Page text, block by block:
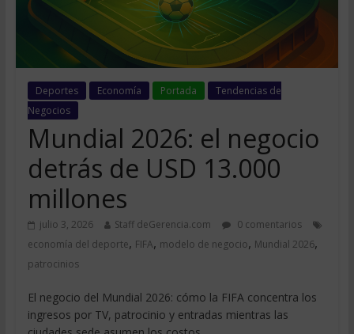
Deportes Economía Portada
Tendencias de
Negocios
Mundial 2026: el negocio
detrás de USD 13.000
millones
julio 3, 2026 Staff deGerencia.com
0 comentarios
economía del deporte, FIFA, modelo de negocio, Mundial 2026,
patrocinios
El negocio del Mundial 2026: cómo la FIFA concentra los
ingresos por TV, patrocinio y entradas mientras las